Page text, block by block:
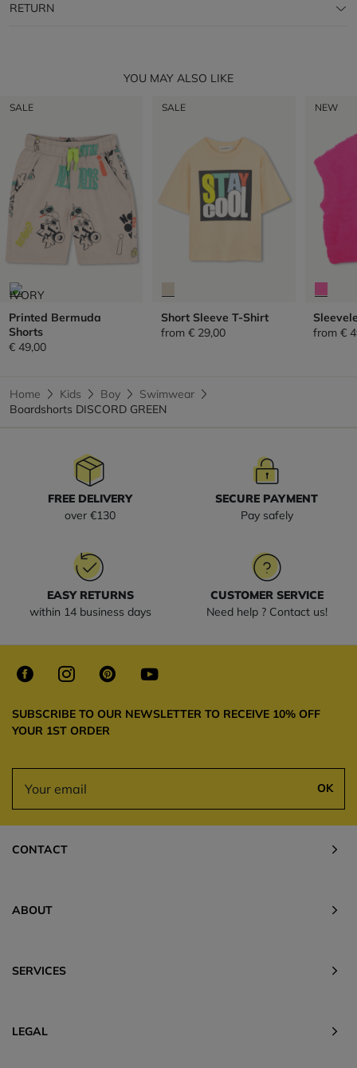
RETURN
YOU MAY ALSO LIKE
SALE
Printed Bermuda
Shorts
€ 49,00
SALE
Short Sleeve T-Shirt
from € 29,00
NEW
from€
Home Kids Boy
Swimwear
Boardshorts DISCORD GREEN
FREE DELIVERY
over €130
SECURE PAYMENT
Pay safely
EASY RETURNS
within 14 business days
CUSTOMER SERVICE
Need help ? Contact us!
SUBSCRIBE TO OUR NEWSLETTER TO RECEIVE 10% OFF
YOUR 1ST ORDER
OK
CONTACT
ABOUT
SERVICES
LEGAL